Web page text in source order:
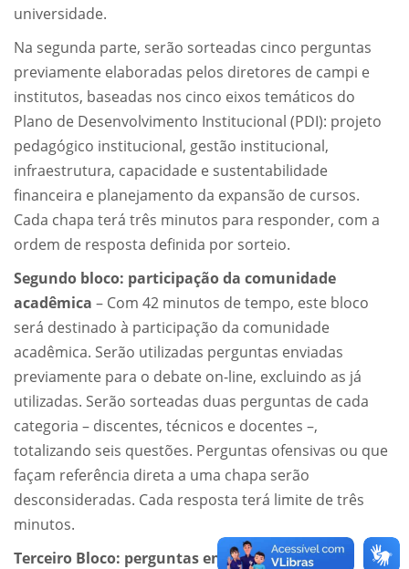
universidade.
Na segunda parte, serão sorteadas cinco perguntas
previamente elaboradas pelos diretores de campi e
institutos, baseadas nos cinco eixos temáticos do
Plano de Desenvolvimento Institucional (PDI): projeto
pedagógico institucional, gestão institucional,
infraestrutura, capacidade e sustentabilidade
financeira e planejamento da expansão de cursos.
Cada chapa terá três minutos para responder, com a
ordem de resposta definida por sorteio.
Segundo bloco: participação da comunidade
acadêmica – Com 42 minutos de tempo, este bloco
será destinado à participação da comunidade
acadêmica. Serão utilizadas perguntas enviadas
previamente para o debate on-line, excluindo as já
utilizadas. Serão sorteadas duas perguntas de cada
categoria – discentes, técnicos e docentes –,
totalizando seis questões. Perguntas ofensivas ou que
façam referência direta a uma chapa serão
desconsideradas. Cada resposta terá limite de três
minutos.
Terceiro Bloco: perguntas entre as chapas– O